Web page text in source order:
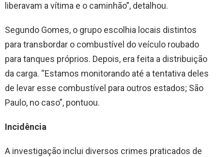
liberavam a vítima e o caminhão”, detalhou.
Segundo Gomes, o grupo escolhia locais distintos
para transbordar o combustível do veículo roubado
para tanques próprios. Depois, era feita a distribuição
da carga. “Estamos monitorando até a tentativa deles
de levar esse combustível para outros estados; São
Paulo, no caso”, pontuou.
Incidência
A investigação inclui diversos crimes praticados de